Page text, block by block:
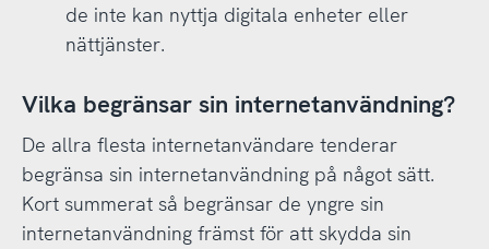
de inte kan nyttja digitala enheter eller
nättjänster.
Vilka begränsar sin internetanvändning?
De allra flesta internetanvändare tenderar
begränsa sin internetanvändning på något sätt.
Kort summerat så begränsar de yngre sin
internetanvändning främst för att skydda sin